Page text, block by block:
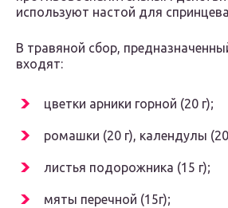
используют настой для
В травяной сбор,
входят:
цветки арники горной (20 г);
ромашки (20 г), календулы (20
листья подорожника (15 г);
мяты перечной (15г);